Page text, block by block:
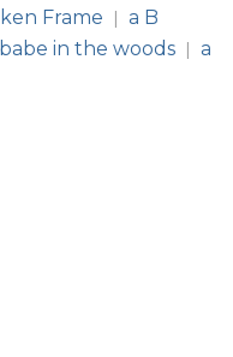
Frame | a B
in the woods | a